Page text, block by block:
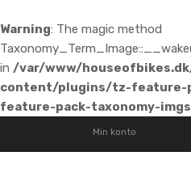
Warning: The magic method
in /var/www/
content/plugins/tz-feature-
feature-pack-taxonomy-
Min konto